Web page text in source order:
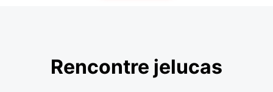
Rencontre jelucas